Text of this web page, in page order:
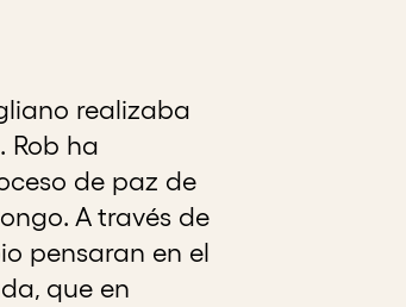
realizaba
Rob ha
de paz de
A través de
pensaran en el
que en